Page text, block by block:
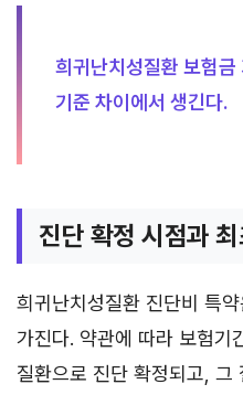
희귀난치성질환 보험금
기준 차이에서 생긴다.
진단 확정 시점과
희귀난치성질환 진단비 특
가진다. 약관에 따라 보험기
질환으로 진단 확정되고, 그